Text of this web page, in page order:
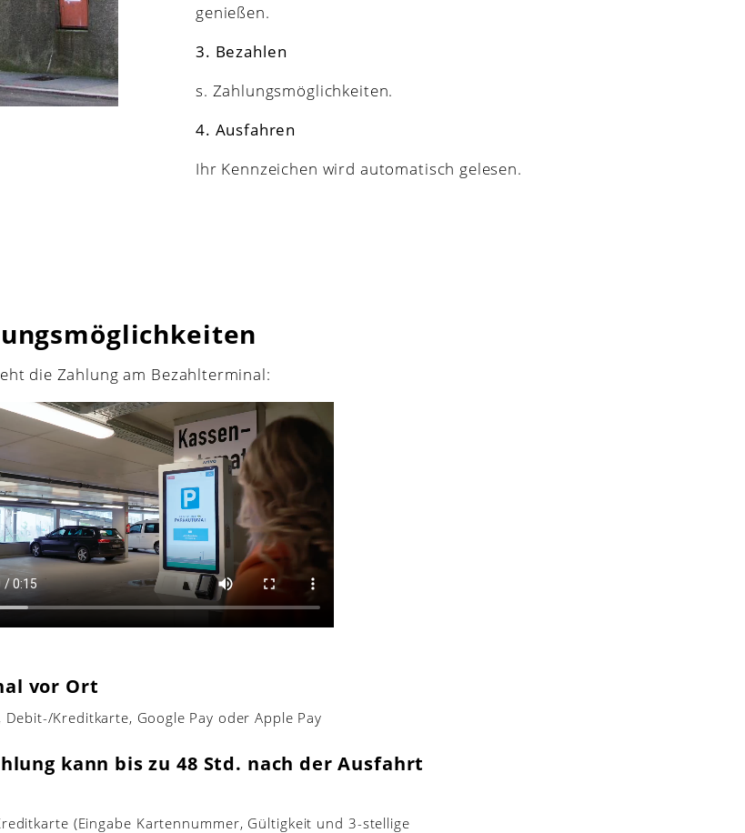
genießen.
3. Bezahlen
s. Zahlungsmöglichkeiten.
4. Ausfahren
Ihr Kennzeichen wird automatisch gelesen.
am Bezahlterminal:
vor Ort
Debit-/Kreditkarte, Google Pay oder Apple Pay
kann bis zu 48 Std. nach der Ausfahrt
(Eingabe Kartennummer, Gültigkeit und 3-stellige